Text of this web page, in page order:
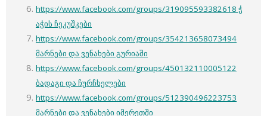
https://www.facebook.com/groups/319095593382618 ჭ
აჭის ჩეკუშკები
https://www.facebook.com/groups/354213658073494
მარნები და ვენახები გურიაში
https://www.facebook.com/groups/450132110005122
ბადაგი და ჩურჩხელები
https://www.facebook.com/groups/512390496223753
მარნები და ვენახები იმერეთში